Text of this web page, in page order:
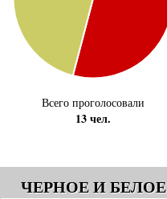
Всего проголосовали
13 чел.
ЧЕРНОЕ И БЕЛОЕ